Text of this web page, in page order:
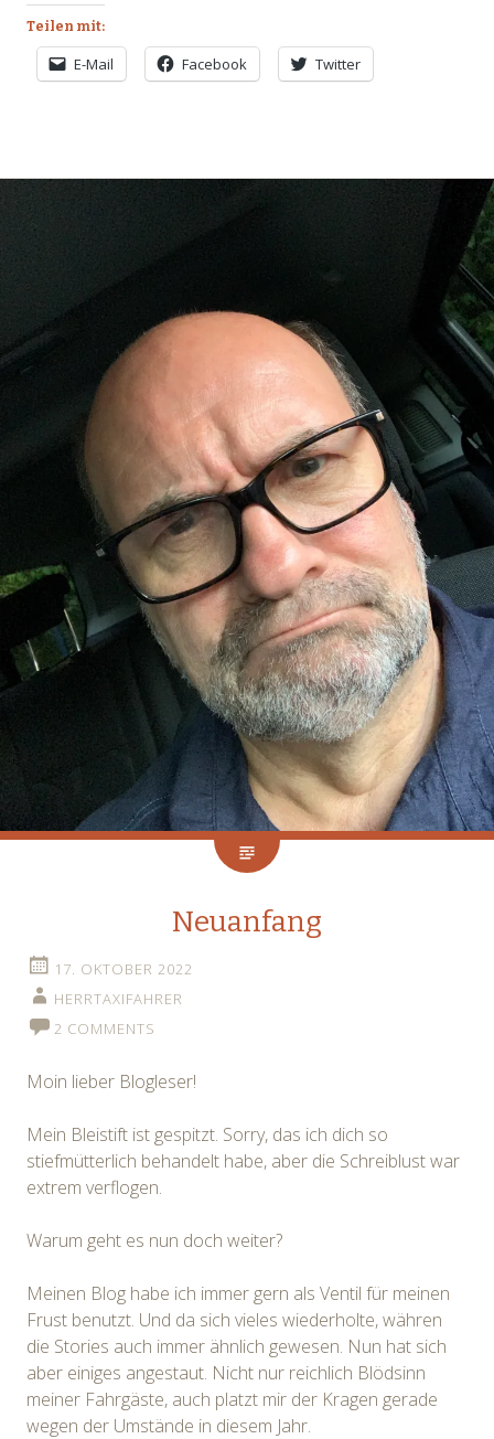
Teilen mit:
E-Mail Facebook Twitter
Neuanfang
17. OKTOBER 2022
HERRTAXIFAHRER
2 COMMENTS
Moin lieber Blogleser!
Mein Bleistift ist gespitzt. Sorry, das ich dich so
stiefmütterlich behandelt habe, aber die Schreiblust war
extrem verflogen.
Warum geht es nun doch weiter?
Meinen Blog habe ich immer gern als Ventil für meinen
Frust benutzt. Und da sich vieles wiederholte, währen
die Stories auch immer ähnlich gewesen. Nun hat sich
aber einiges angestaut. Nicht nur reichlich Blödsinn
meiner Fahrgäste, auch platzt mir der Kragen gerade
wegen der Umstände in diesem Jahr.